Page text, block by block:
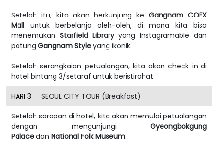
Setelah itu, kita akan berkunjung ke Gangnam COEX
Mall untuk berbelanja oleh-oleh, di mana kita bisa
menemukan Starfield Libraryyang Instagramable dan
patung Gangnam Style yang ikonik.
Setelah serangkaian petualangan, kita akan check in di
hotel bintang 3/setaraf untuk beristirahat
HARI 3 SEOUL CITY TOUR (Breakfast)
Setelah sarapan di hotel, kita akan memulai petualangan
dengan mengunjungi Gyeongbokgung
Palace dan National Folk Museum.